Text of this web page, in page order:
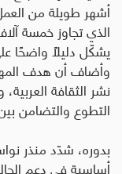
أشهر طويلة من
الذي تجاوز خمسة
يشكّل دليلًا واضحًا
وأضاف أن هدف
نشر الثقافة
التطوع والتضامن
بدوره، شدّد منذر
أساسية في دعم